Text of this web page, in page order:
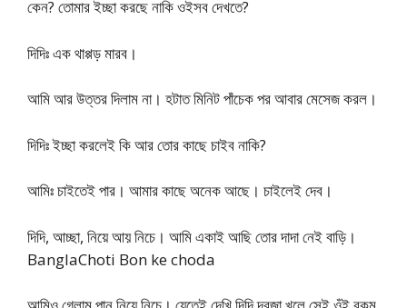
কেন? তোমার ইচ্ছা করছে নাকি ওইসব দেখতে?
দিদিঃ এক থাপ্পড় মারব।
আমি আর উত্তর দিলাম না। হটাত মিনিট পাঁচেক পর আবার মেসেজ করল।
দিদিঃ ইচ্ছা করলেই কি আর তোর কাছে চাইব নাকি?
আমিঃ চাইতেই পার। আমার কাছে অনেক আছে। চাইলেই দেব।
দিদি, আচ্ছা, নিয়ে আয় নিচে। আমি একাই আছি তোর দাদা নেই বাড়ি।
BanglaChoti Bon ke choda